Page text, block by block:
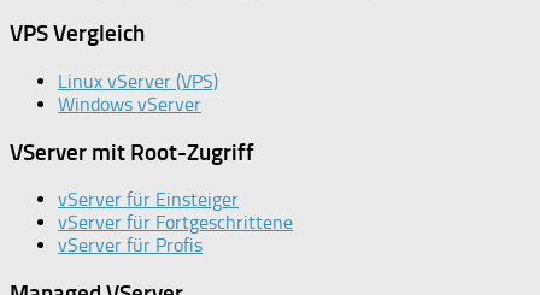
VPS Vergleich
Linux vServer (VPS)
Windows vServer
VServer mit Root-Zugriff
vServer für Einsteiger
vServer für Fortgeschrittene
vServer für Profis